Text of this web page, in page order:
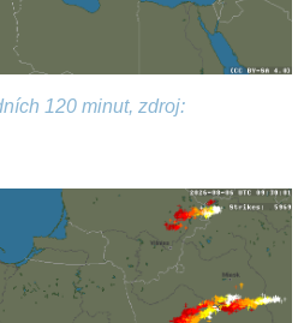
120 minut, zdroj: